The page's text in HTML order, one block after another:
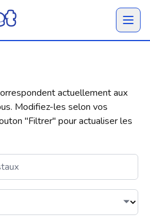
Ouvrir
actuellement aux
Modifiez-les selon vos
"Filtrer" pour actualiser les